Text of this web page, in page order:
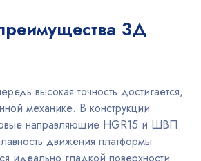
3Д
высокая точность достигается,
механике. В конструкции
направляющие HGR15 и ШВП
движения платформы